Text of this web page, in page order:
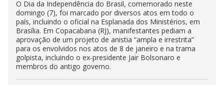
O Dia da Independência do Brasil, comemorado neste
domingo (7), foi marcado por diversos atos em todo o
país, incluindo o oficial na Esplanada dos Ministérios, em
Brasília. Em Copacabana (RJ), manifestantes pediam a
aprovação de um projeto de anistia “ampla e irrestrita”
para os envolvidos nos atos de 8 de janeiro e na trama
golpista, incluindo o ex-presidente Jair Bolsonaro e
membros do antigo governo.